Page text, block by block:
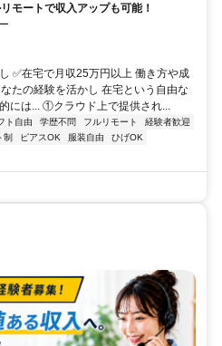
モートで収入アップも可能！
✅在宅で月収25万円以上 働き方や成
たの経験を活かし 在宅という自由な
には... ①クラウド上で提供され...
ト自由 学歴不問 フルリモート
経験者歓迎
制 ピアスOK 服装自由
ひげOK